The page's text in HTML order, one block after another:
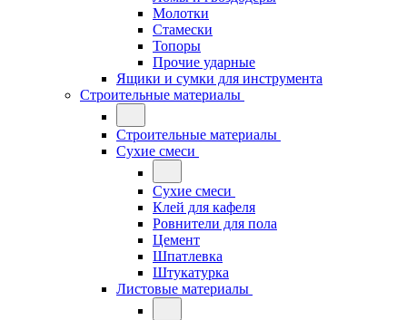
Молотки
Стамески
Топоры
Прочие ударные
Ящики и сумки для инструмента
Строительные материалы
Строительные материалы
Сухие смеси
Сухие смеси
Клей для кафеля
Ровнители для пола
Цемент
Шпатлевка
Штукатурка
Листовые материалы